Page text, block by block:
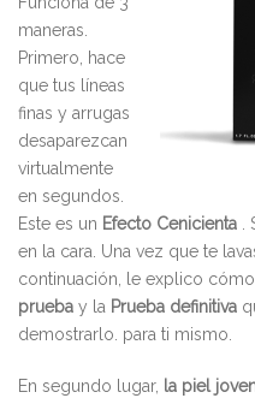
maneras.
Primero, hace
que tus líneas
finas y arrugas
desaparezcan
virtualmente
en segundos.
Este es un Efecto Cenicienta
en la cara. Una vez que te
continuación, le explico
prueba y la Prueba definitiva
demostrarlo. para ti mismo.
En segundo lugar, la piel